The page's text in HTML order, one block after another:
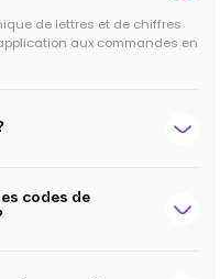
de lettres et de chiffres
aux commandes en
codes de